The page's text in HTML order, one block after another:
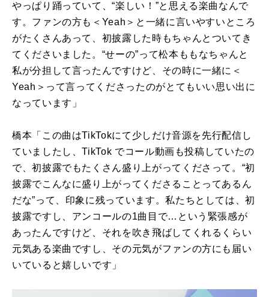
やっぱり踊っていて、“楽しい！”と思える楽曲なんで
す。ファンの方も＜ Yeah ＞と一緒に言いやすいところ
がたくさんあって、初披露した時もちゃんとついてき
てくださいました。“せーの”って松本ももなちゃんと
私が分担して言ったんですけど、その時に一緒に＜
Yeah ＞って言ってくださったのがとてもいい思い出に
なっています」
橋本「この曲はTikTokにて少しだけ音源を先行配信し
ていましたし、TikTok でコール動画も投稿していたの
で、初披露でもたくさん盛り上がってくださって。“初
披露でこんなに盛り上がってくださることってあるん
だな”って、印象に残っています。私たちとしては、初
披露ですし、アンコールの1曲目で…という緊張感が
あったんですけど、それを吹き飛ばしてくれるくらい
元気ある楽曲ですし、その元気がファンの方にも届い
いていると嬉しいです」